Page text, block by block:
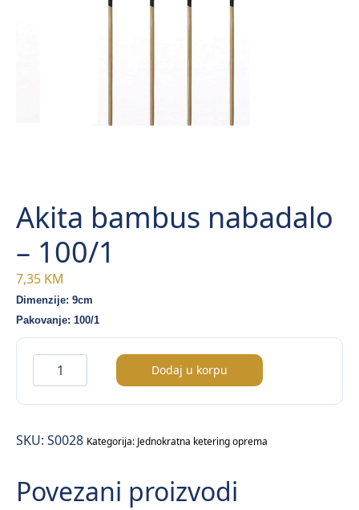
Akita bambus nabadalo
– 100/1
7,35 KM
Dimenzije: 9cm
Pakovanje: 100/1
Akita
bambus
nabadalo
100/1
Dodaj u korpu
SKU: S0028 Kategorija: Jednokratna ketering oprema
Povezani proizvodi